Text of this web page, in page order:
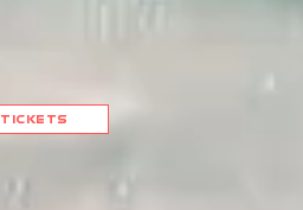
TICKETS